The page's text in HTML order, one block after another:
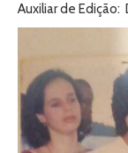
Auxiliar de